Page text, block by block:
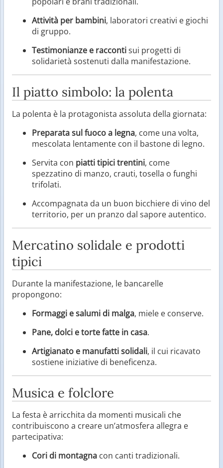
Attività per bambini, laboratori creativi e giochi
di gruppo.
Testimonianze e raccontisui progetti di
solidarietà sostenuti dalla manifestazione.
Il piatto simbolo: la polenta
La polenta è la protagonista assoluta della giornata:
Preparata sul fuoco a legna, come una volta,
mescolata lentamente con il bastone di legno.
Servita con piatti tipici trentini, come
spezzatino di manzo, crauti, tosella o funghi
trifolati.
Accompagnata da un buon bicchiere di vino del
territorio, per un pranzo dal sapore autentico.
Mercatino solidale e prodotti
tipici
Durante la manifestazione, le bancarelle
propongono:
Formaggi e salumi di malga, miele e conserve.
Pane, dolci e torte fatte in casa.
Artigianato e manufatti solidali, il cui ricavato
sostiene iniziative di beneficenza.
Musica e folclore
La festa è arricchita da momenti musicali che
contribuiscono a creare un’atmosfera allegra e
partecipativa:
Cori di montagna con canti tradizionali.